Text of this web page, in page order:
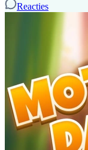
Reacties